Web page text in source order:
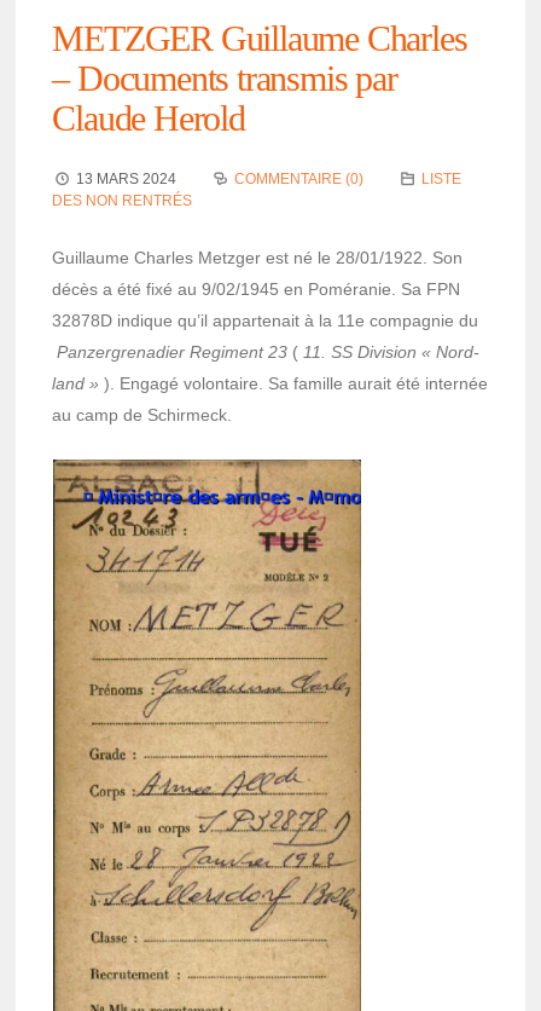
METZGER Guillaume Charles
– Docu­ments trans­mis par
Claude Herold
13 MARS 2024 COMMENTAIRE (0)
LISTE
DES NON RENTRÉS
Guillaume Charles Metz­ger est né le 28/01/1922. Son
décès a été fixé au 9/02/1945 en Pomé­ra­nie. Sa FPN
32878D indique qu’il appar­te­nait à la 11e compa­gnie du
Panzer­gre­na­dier Regi­ment 23 ( 11. SS Divi­sion « Nord­
land » ). Engagé volon­taire. Sa famille aurait été inter­née
au camp de Schir­meck.